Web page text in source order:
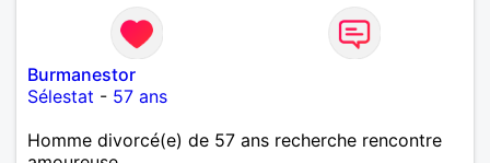
Burmanestor
Sélestat - 57 ans
Homme divorcé(e) de 57 ans recherche rencontre